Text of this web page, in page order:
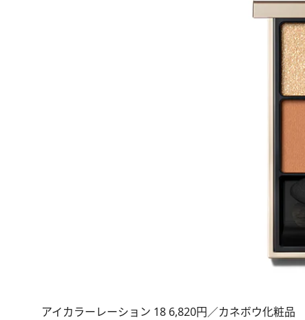
アイカラーレーション 18 6,820円／カネボウ化粧品